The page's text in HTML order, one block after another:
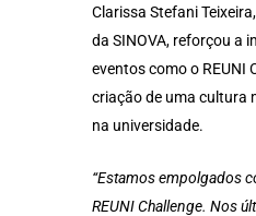
Clarissa Stefani
da SINOVA, reforçou a
eventos como o REUNI
criação de uma cultura
na universidade.
“Estamos empolgados
REUNI Challenge. Nos